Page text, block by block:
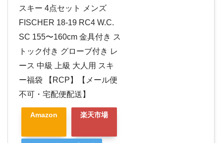
スキー 4点セット メンズ
FISCHER 18-19 RC4 W.C.
SC 155〜160cm 金具付き ス
トック付き グローブ付き レ
ース 中級 上級 大人用 スキ
ー福袋 【RCP】【メール便
不可・宅配便配送】
Amazon 楽天市場